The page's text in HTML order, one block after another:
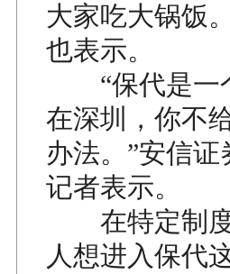
大家吃大锅饭
也表示。
“保代是一
在深圳，你不
办法。”安信
记者表示。
在特定制度
人想进入保代